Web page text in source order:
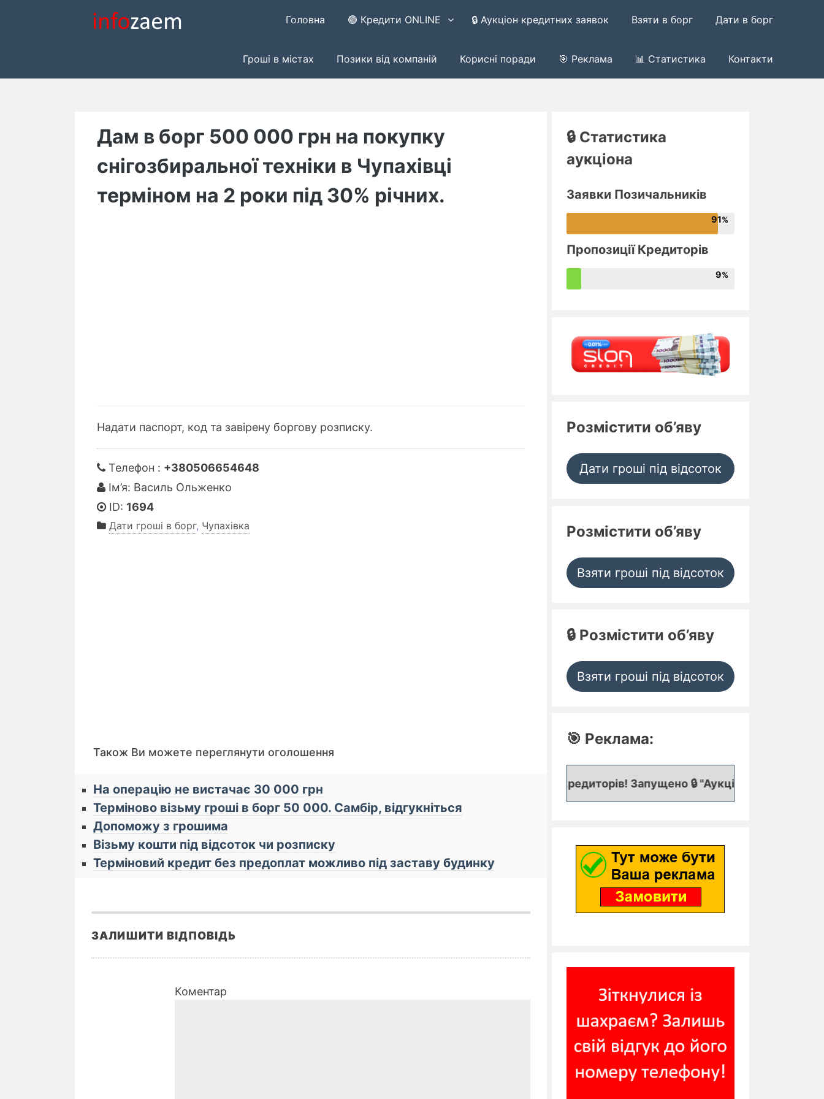
Головна 🟢 Кредити ONLINE 🔒 Аукціон кредитних заявок Взяти в борг Дати в борг
Гроші в містах Позики від компаній Корисні поради 🎯 Реклама 📊 Статистика Контакти
Дам в борг 500 000 грн на покупку
снігозбиральної техніки в Чупахівці
терміном на 2 роки під 30% річних.
Надати паспорт, код та завірену боргову розписку.
Телефон : +380506654648
Ім’я: Василь Ольженко
ID: 1694
Дати гроші в борг, Чупахівка
Також Ви можете переглянути оголошення
На операцію не вистачає 30 000 грн
Терміново візьму гроші в борг 50 000. Самбір, відгукніться
Допоможу з грошима
Візьму кошти під відсоток чи розписку
Терміновий кредит без предоплат можливо під заставу будинку
ЗАЛИШИТИ ВІДПОВІДЬ
Коментар
🔒 Статистика
аукціона
Заявки Позичальників
91
Пропозиції Кредиторів
9
Розмістити об’яву
Дати гроші під відсоток
Розмістити об’яву
Взяти гроші під відсоток
🔒 Розмістити об’яву
Взяти гроші під відсоток
🎯 Реклама:
📌 До уваги кредиторів! Запущено 🔒 "Аукціон кредитних заявок", де